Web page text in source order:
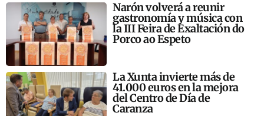
Narón volverá a reunir
gastronomía y música con
la III Feira de Exaltación do
Porco ao Espeto
La Xunta invierte más de
41.000 euros en la mejora
del Centro de Día de
Caranza